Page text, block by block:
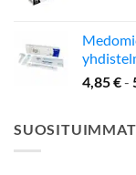
4,85€-
SUOSITUIMMAT